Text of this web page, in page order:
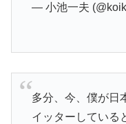
— 小池一夫
多分、今、僕が日
イッターしている